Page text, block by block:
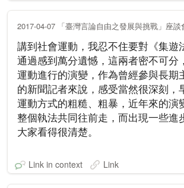
2017-04-07 「臺灣言論自由之發展與挑戰」座談
講到社會運動，我忍不住要對《集遊
通過感到萬分遺憾，這兩者密不可分
運動進行的演變，作為曾經參與長期
的新聞記者來說，感受當然很深刻，
運動方式的粗糙、粗暴，近年來的演
整個執法共同往前走，而出現一些進
大家看得很清楚。
Link in context Link